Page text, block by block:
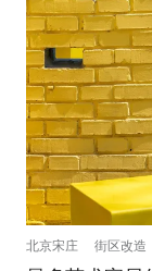
北京宋庄 街区改造